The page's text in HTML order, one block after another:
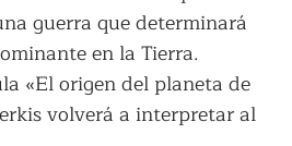
guerra que determinará
en la Tierra.
«El origen del planeta de
volverá a interpretar al